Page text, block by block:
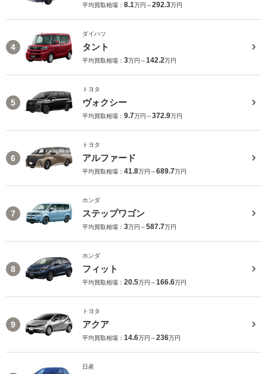
平均買取相場： 8.1万円～292.3万円
4
ダイハツ
タント
平均買取相場： 3万円～142.2万円
5
トヨタ
ヴォクシー
平均買取相場： 9.7万円～372.9万円
6
トヨタ
アルファード
平均買取相場： 41.8万円～689.7万円
7
ホンダ
ステップワゴン
平均買取相場： 3万円～587.7万円
8
ホンダ
フィット
平均買取相場： 20.5万円～166.6万円
9
トヨタ
アクア
平均買取相場： 14.6万円～236万円
日産